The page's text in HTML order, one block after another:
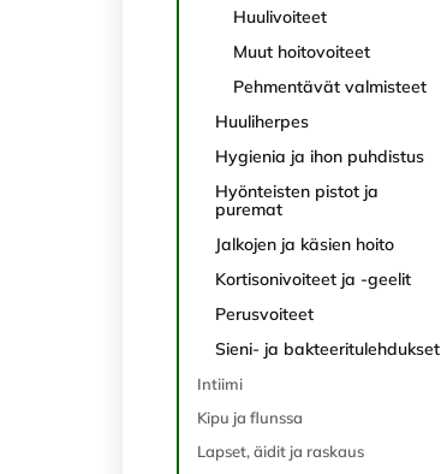
Huulivoiteet
Muut hoitovoiteet
Pehmentävät valmisteet
Huuliherpes
Hygienia ja ihon puhdistus
Hyönteisten pistot ja
puremat
Jalkojen ja käsien hoito
Kortisonivoiteet ja -geelit
Perusvoiteet
Sieni- ja bakteeritulehdukset
Intiimi
Kipu ja flunssa
Lapset, äidit ja raskaus